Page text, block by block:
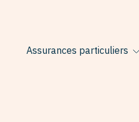
Assurances particuliers